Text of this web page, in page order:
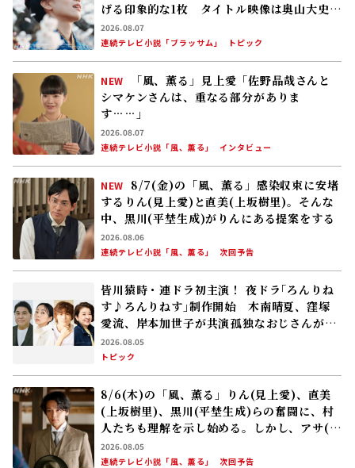
人生でやり残したことに向き合う
2026.08.05
トピック
8/6(木)の「風、薫る」りん(見上愛)、直美
(上坂樹里)、黒川(平埜生成)らの奮闘に、村
人たちも理解を示し始める。しかし、アサ(美
山加恋)の容体はなかなか改善せず……
2026.08.05
連続テレビ小説「風、薫る」
注目の記事
朝ドラ｢巡るスワン｣新キャスト発表！夏帆、
鳴海唯、田村健太郎、音尾琢真、高橋努、大
倉孝二、角田晃広――主人公･美咲(森田望智)が
交流する警察署の人々 2027年度前期放送
2026.08.04
連続テレビ小説「巡るスワン」 トピック
豊臣兄弟！コラム #29 山崎の戦いで明智光
秀に大勝利！ 豊臣兄弟はいよいよ“天下へ
の道”を歩み始める
2026.07.26
遠藤珠紀
大河ドラマ「豊臣兄弟！」 コラム